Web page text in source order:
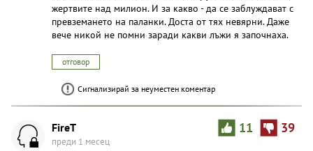
жертвите над милион. И за какво - да се заблуждават с
превземането на паланки. Доста от тях невярни. Даже
вече никой не помни заради какви лъжи я започнаха.
отговор
Сигнализирай за неуместен коментар
11 39
FireT
преди 1 месец